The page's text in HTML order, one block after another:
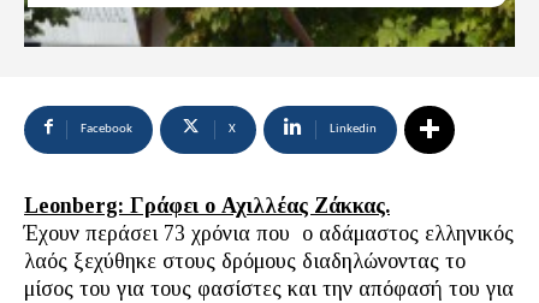
Facebook X Linkedin
Leonberg: Γράφει ο Αχιλλέας Ζάκκας.
Έχουν περάσει 73 χρόνια που ο αδάμαστος ελληνικός
λαός ξεχύθηκε στους δρόμους διαδηλώνοντας το
μίσος του για τους φασίστες και την απόφασή του για